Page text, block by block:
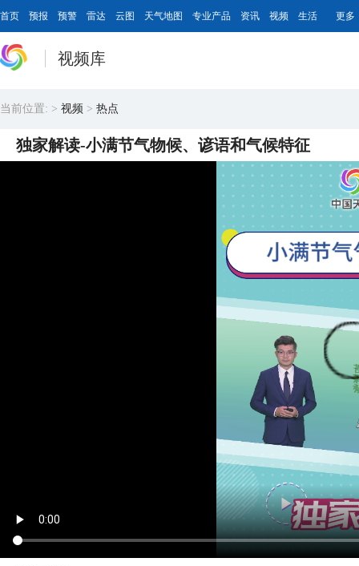
首页 预报 预警 雷达 云图 天气地图 专业产品 资讯 视频 生活 更多
视频库
当前位置: > 视频 > 热点
独家解读-小满节气物候、谚语和气候特征